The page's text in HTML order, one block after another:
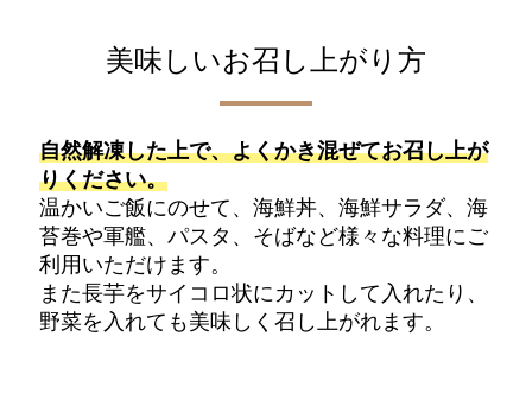
美味しいお召し上がり方
自然解凍した上で、よくかき混ぜてお召し上が
りください。
温かいご飯にのせて、海鮮丼、海鮮サラダ、海
苔巻や軍艦、パスタ、そばなど様々な料理にご
利用いただけます。
また長芋をサイコロ状にカットして入れたり、
野菜を入れても美味しく召し上がれます。